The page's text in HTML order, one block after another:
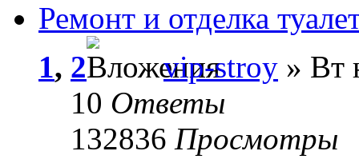
Ремонт и отделка
1, 2 vip-stroy » Вт
10 Ответы
132836 Просмотры